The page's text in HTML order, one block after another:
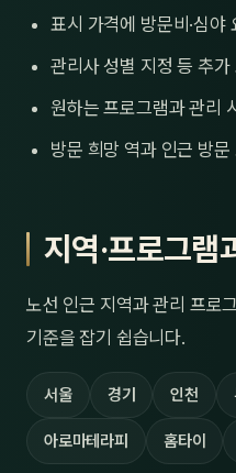
표시 가격에 방문비·심야
관리사 성별 지정 등 추가
원하는 프로그램과 관리
방문 희망 역과 인근 방문
지역·프로그램
노선 인근 지역과 관리 프로
기준을 잡기 쉽습니다.
서울 경기 인천
아로마테라피 홈타이